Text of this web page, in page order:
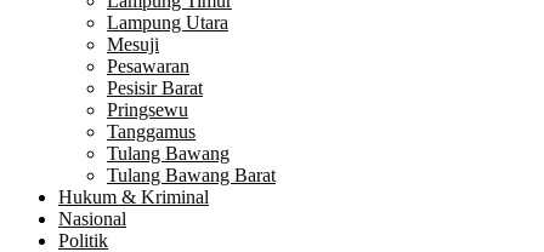
Lampung Utara
Mesuji
Pesawaran
Pesisir Barat
Pringsewu
Tanggamus
Tulang Bawang
Tulang Bawang Barat
Hukum & Kriminal
Nasional
Politik